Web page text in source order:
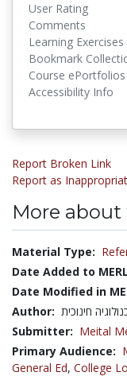
User Rating
Comments
Learning Exercises
Bookmark
Course ePortfolios
Accessibility Info
Report Broken Link
Report as
More
Material Type:
Date Added to
Date Modified in
Author:
Submitter: Meital
Primary Audience:
General Ed, College